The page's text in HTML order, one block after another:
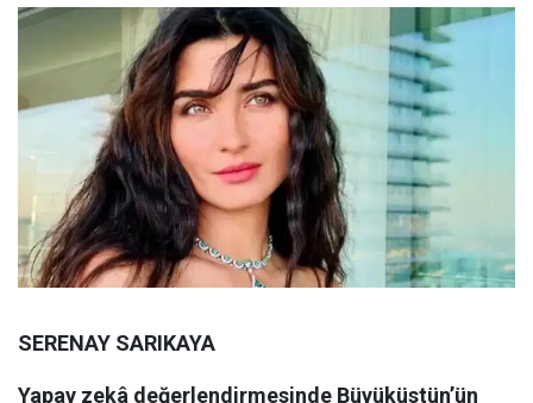
SERENAY SARIKAYA
Yapay zekâ değerlendirmesinde Büyüküstün’ün